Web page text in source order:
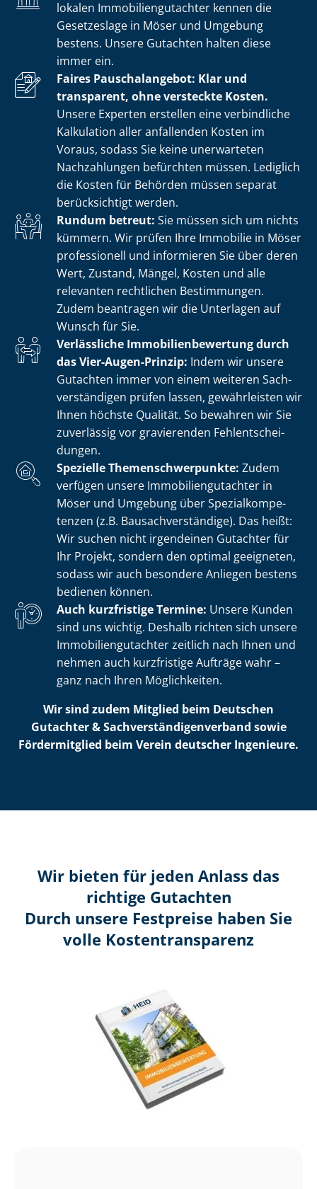
lokalen Im­mo­bi­li­en­gut­ach­ter kennen die
Gesetzeslage in Möser und Umgebung
bestens. Unsere Gutachten halten diese
immer ein.
Faires Pauschalangebot: Klar und
transparent, ohne versteckte Kosten.
Unsere Experten erstellen eine verbindliche
Kalkulation aller anfallenden Kosten im
Voraus, sodass Sie keine unerwarteten
Nachzahlungen befürchten müssen. Lediglich
die Kosten für Behörden müssen separat
berücksichtigt werden.
Rundum betreut: Sie müssen sich um nichts
kümmern. Wir prüfen Ihre Immobilie in Möser
professionell und informieren Sie über deren
Wert, Zustand, Mängel, Kosten und alle
relevanten rechtlichen Bestimmungen.
Zudem beantragen wir die Unterlagen auf
Wunsch für Sie.
Verlässliche Im­mo­bi­li­en­be­wer­tung durch
das Vier-Augen-Prinzip: Indem wir unsere
Gutachten immer von einem weiteren Sach­
ver­stän­di­gen prüfen lassen, gewährleisten wir
Ihnen höchste Qualität. So bewahren wir Sie
zuverlässig vor gravierenden Fehl­ent­schei­
dun­gen.
Spezielle The­men­schwer­punk­te: Zudem
verfügen unsere Im­mo­bi­li­en­gut­ach­ter in
Möser und Umgebung über Spe­zi­al­kom­pe­
ten­zen (z.B. Bau­sach­ver­stän­di­ge). Das heißt:
Wir suchen nicht irgendeinen Gutachter für
Ihr Projekt, sondern den optimal geeigneten,
sodass wir auch besondere Anliegen bestens
bedienen können.
Auch kurzfristige Termine: Unsere Kunden
sind uns wichtig. Deshalb richten sich unsere
Im­mo­bi­li­en­gut­ach­ter zeitlich nach Ihnen und
nehmen auch kurzfristige Aufträge wahr –
ganz nach Ihren Möglichkeiten.
Wir sind zudem Mitglied beim Deutschen
Gutachter & Sach­ver­stän­di­gen­ver­band sowie
Fördermitglied beim Verein deutscher Ingenieure.
Wir bieten für jeden Anlass das
richtige Gutachten
Durch unsere Festpreise haben Sie
volle Kosten­transparenz